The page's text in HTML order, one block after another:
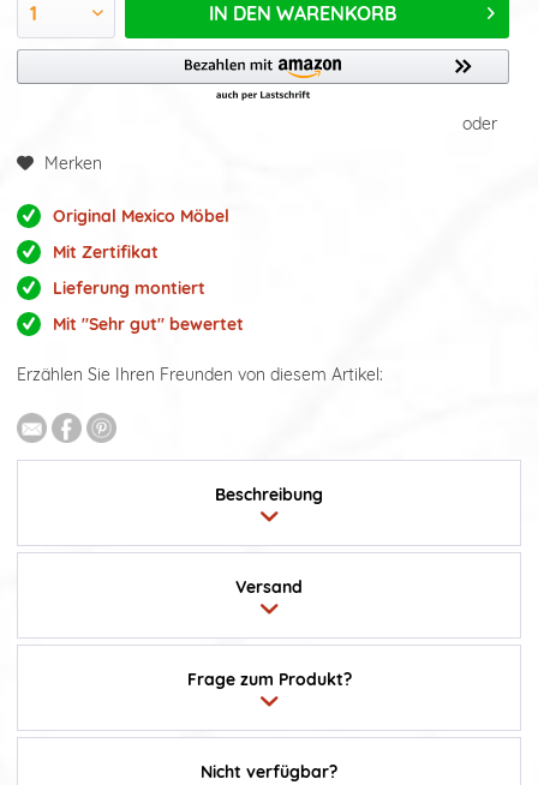
IN DEN WARENKORB
oder
Merken
Original Mexico Möbel
Mit Zertifikat
Lieferung montiert
Mit "Sehr gut" bewertet
Erzählen Sie Ihren Freunden von diesem Artikel:
Beschreibung
Frage zum Produkt?
Versand
Nicht verfügbar?